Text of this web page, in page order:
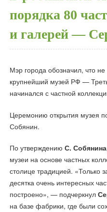
порядка 80
и галерей —
Мэр города обозначил, что
крупнейший музей РФ —
начинался с частной
Церемонию открытия музея
Собянин.
По утверждению С. Собянина
музеи на основе частных
столице традицией. «Только
десятка очень интересных
построено», — подчеркнул
на базе фабрики, где были